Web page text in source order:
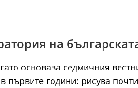
на
основава седмичния
години: рисува